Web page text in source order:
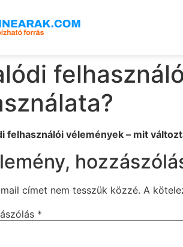
felhasználói vélemények – mit
címet nem tesszük közzé. A
*